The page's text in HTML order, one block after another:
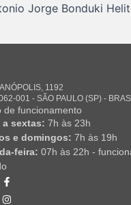
Jorge Bonduki
1192
001 - SÃO PAULO (SP) -
de funcionamento
a sextas: 7h às 23h
e domingos: 7h às 19h
feira: 07h às 22h -